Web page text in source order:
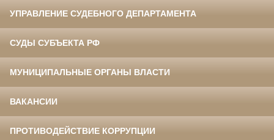
УПРАВЛЕНИЕ СУДЕБНОГО ДЕПАРТАМЕНТА
СУДЫ СУБЪЕКТА РФ
МУНИЦИПАЛЬНЫЕ ОРГАНЫ ВЛАСТИ
ВАКАНСИИ
ПРОТИВОДЕЙСТВИЕ КОРРУПЦИИ